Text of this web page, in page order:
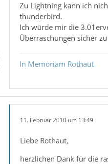
Zu Lightning kann ich
thunderbird.
Ich würde mir die
Überraschungen sicher
In Memoriam Rothaut
11. Februar 2010 um 13:49
Liebe Rothaut,
herzlichen Dank für die